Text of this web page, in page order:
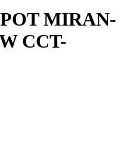
MIRAN-
CCT-